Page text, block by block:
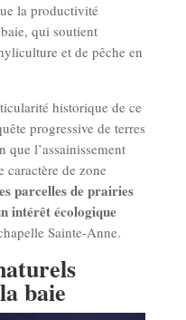
la productivité
qui soutient
et de pêche en
historique de ce
progressive de terres
que l’assainissement
de zone
parcelles de prairies
intérêt écologique
Sainte-Anne.
baie